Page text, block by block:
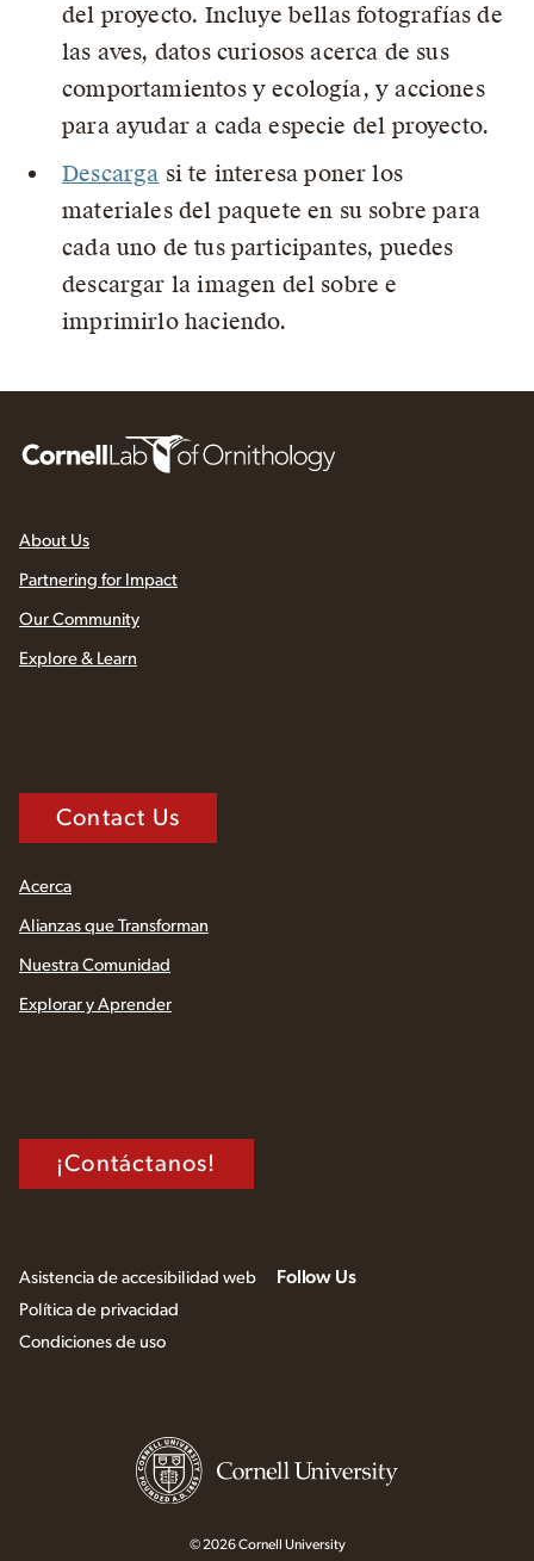
del proyecto. Incluye bellas fotografías de
las aves, datos curiosos acerca de sus
comportamientos y ecología, y acciones
para ayudar a cada especie del proyecto.
Descarga si te interesa poner los
materiales del paquete en su sobre para
cada uno de tus participantes, puedes
descargar la imagen del sobre e
imprimirlo haciendo.
About Us
Partnering for Impact
Our Community
Explore & Learn
Contact Us
Acerca
Alianzas que Transforman
Nuestra Comunidad
Explorar y Aprender
¡Contáctanos!
Asistencia de accesibilidad web
Política de privacidad
Condiciones de uso
Follow Us
© 2026 Cornell University